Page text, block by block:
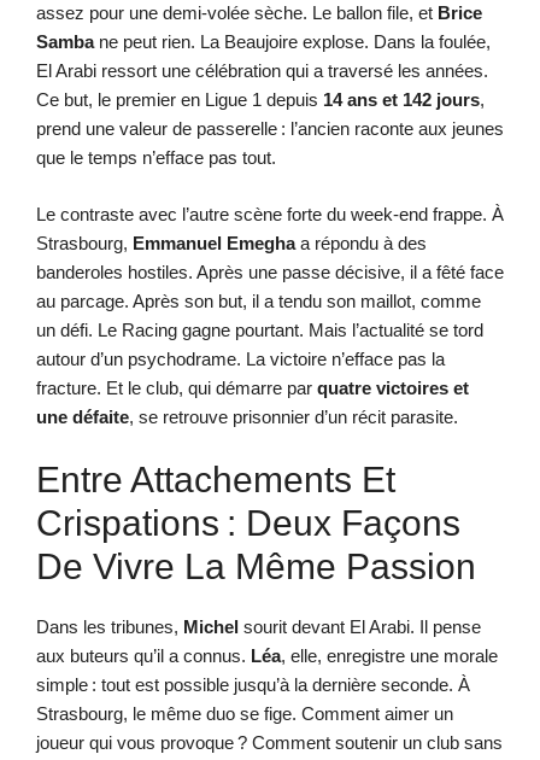
assez pour une demi-volée sèche. Le ballon file, et Brice
Sambane peut rien. La Beaujoire explose. Dans la foulée,
El Arabi ressort une célébration qui a traversé les années.
Ce but, le premier en Ligue 1 depuis 14 ans et 142 jours,
prend une valeur de passerelle : l’ancien raconte aux jeunes
que le temps n’efface pas tout.
Le contraste avec l’autre scène forte du week-end frappe. À
Strasbourg, Emmanuel Emeghaa répondu à des
banderoles hostiles. Après une passe décisive, il a fêté face
au parcage. Après son but, il a tendu son maillot, comme
un défi. Le Racing gagne pourtant. Mais l’actualité se tord
autour d’un psychodrame. La victoire n’efface pas la
fracture. Et le club, qui démarre par quatre victoires et
une défaite, se retrouve prisonnier d’un récit parasite.
Entre Attachements Et
Crispations : Deux Façons
De Vivre La Même Passion
Dans les tribunes, Michel sourit devant El Arabi. Il pense
aux buteurs qu’il a connus. Léa, elle, enregistre une morale
simple : tout est possible jusqu’à la dernière seconde. À
Strasbourg, le même duo se fige. Comment aimer un
joueur qui vous provoque ? Comment soutenir un club sans